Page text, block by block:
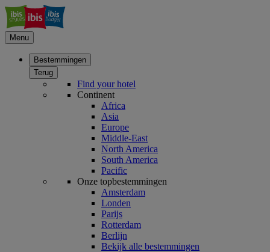
Menu
Bestemmingen
Terug
Find your hotel
Continent
Africa
Asia
Europe
Middle-East
North America
South America
Pacific
Onze topbestemmingen
Amsterdam
Londen
Parijs
Rotterdam
Berlijn
Bekijk alle bestemmingen